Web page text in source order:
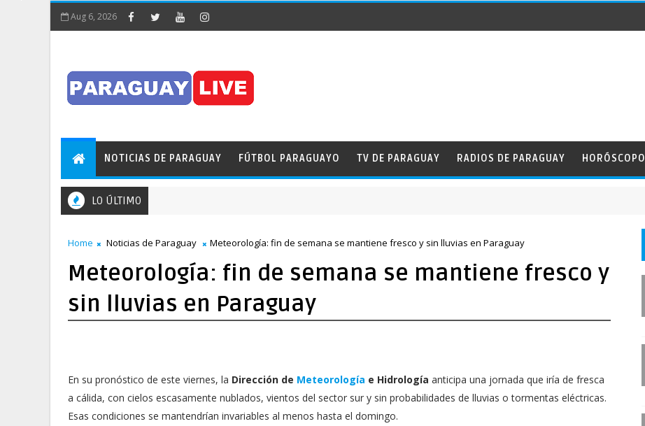
Aug 6, 2026
NOTICIAS DE PARAGUAY FÚTBOL PARAGUAYO TV DE PARAGUAY RADIOS DE PARAGUAY HORÓSCOPO
LO ÚLTIMO
Home Noticias de Paraguay Meteorología: fin de semana se mantiene fresco y sin lluvias en Paraguay
Meteorología: fin de semana se mantiene fresco y
sin lluvias en Paraguay
En su pronóstico de este viernes, la Dirección de Meteorología e Hidrología anticipa una jornada que iría de fresca
a cálida, con cielos escasamente nublados, vientos del sector sur y sin probabilidades de lluvias o tormentas eléctricas.
Esas condiciones se mantendrían invariables al menos hasta el domingo.